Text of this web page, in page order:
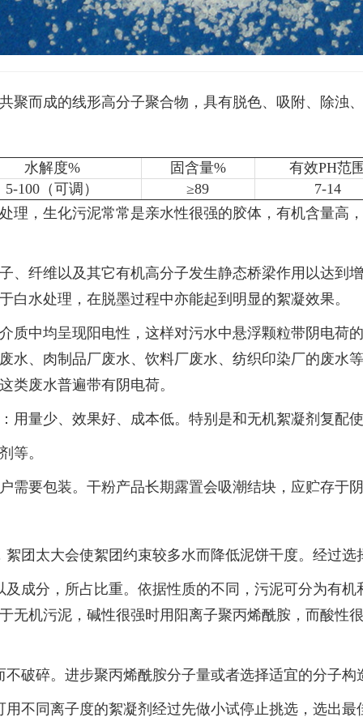
聚而成的线形高分子聚合物，具有脱色、吸附、除浊
水解度% 固含量%
有效PH范
5-100（可调）
≥89
7-14
理，生化污泥常常是亲水性很强的胶体，有机含量高
、纤维以及其它有机高分子发生静态桥梁作用以达到
水处理，在脱墨过程中亦能起到明显的絮凝效果。
质中均呈现阳电性，这样对污水中悬浮颗粒带阴电荷
水、肉制品厂废水、饮料厂废水、纺织印染厂的废水
类废水普遍带有阴电荷。
用量少、效果好、成本低。特别是和无机絮凝剂复配
等。
需要包装。干粉产品长期露置会吸潮结块，应贮存于
团太大会使絮团约束较多水而降低泥饼干度。经过
成分，所占比重。依据性质的不同，污泥可分为有
无机污泥，碱性很强时用阳离子聚丙烯酰胺，而酸性
破碎。进步聚丙烯酰胺分子量或者选择适宜的分子
不同离子度的絮凝剂经过先做小试停止挑选，选出